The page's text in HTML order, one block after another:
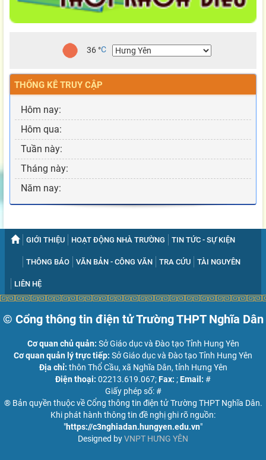
36°C
THỐNG KÊ TRUY CẬP
Hôm nay:
Hôm qua:
Tuần này:
Tháng này:
Năm nay:
GIỚI THIỆU HOẠT ĐỘNG NHÀ TRƯỜNG TIN TỨC - SỰ KIỆN
THÔNG BÁO VĂN BẢN - CÔNG VĂN TRA CỨU TÀI NGUYÊN
LIÊN HỆ
© Cổng thông tin điện tử Trường THPT Nghĩa Dân
Cơ quan chủ quản: Sở Giáo dục và Đào tạo Tỉnh Hung Yên
Cơ quan quản lý trực tiếp: Sở Giáo dục và Đào tạo Tỉnh Hung Yên
Địa chỉ: thôn Thổ Cầu, xã Nghĩa Dân, tỉnh Hưng Yên
Điện thoại: 02213.619.067;Fax: ;Email: #
Giấy phép số: #
® Bản quyền thuộc về Cổng thông tin điện tử Trường THPT Nghĩa Dân.
Khi phát hành thông tin đề nghị ghi rõ nguồn:
"https://c3nghiadan.hungyen.edu.vn"
Designed byVNPT HƯNG YÊN